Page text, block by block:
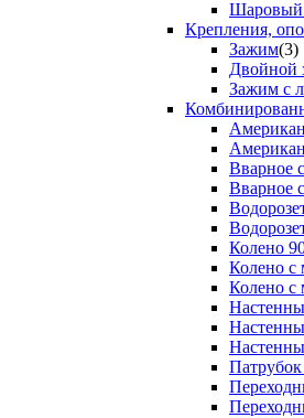
Шаровый
Крепления,
Зажим(3)
Двойной
Зажим с
Вварное
Вварное
Колено
Колено с
Колено с